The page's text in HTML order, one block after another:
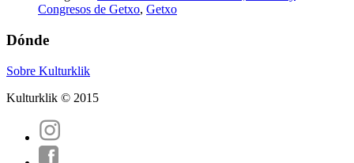
Congresos de Getxo, Getxo
Dónde
Sobre Kulturklik
Kulturklik © 2015